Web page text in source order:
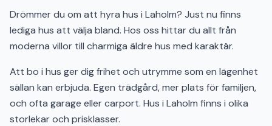
Drömmer du om att hyra hus i Laholm? Just nu finns
lediga hus att välja bland. Hos oss hittar du allt från
moderna villor till charmiga äldre hus med karaktär.
Att bo i hus ger dig frihet och utrymme som en lägenhet
sällan kan erbjuda. Egen trädgård, mer plats för familjen,
och ofta garage eller carport. Hus i Laholm finns i olika
storlekar och prisklasser.